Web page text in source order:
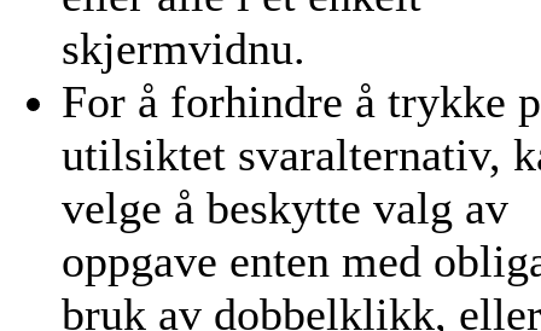
skjermvidnu.
For å forhindre å trykke
utilsiktet svaralternativ,
velge å beskytte valg av
oppgave enten med
bruk av dobbelklikk,